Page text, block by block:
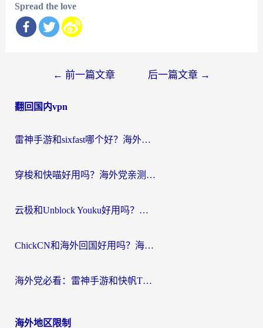
Spread the love
导
← 前一篇文章 后一篇文章 →
翻回国内vpn
雷神手游和sixfast哪个好？海外党亲测3款回国加速器，教你选对不踩坑
穿梭和快喵好用吗？海外党亲测：小众加速器对比+番茄加速器深度体验
云极和Unblock Youku好用吗？海外党亲测+2026回国加速器避坑指南
ChickCN和海外回国好用吗？海外党2026亲测：从手游到影音，选对加速器的3个关键
海外党必看：雷神手游和快帆TV版好用吗？3步选对回国加速器不踩坑
海外地区限制